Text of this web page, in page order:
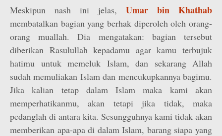
Meskipun nash ini jelas, Umar bin Khathab
membatalkan bagian yang berhak diperoleh oleh orang-
orang muallah. Dia mengatakan: bagian tersebut
diberikan Rasulullah kepadamu agar kamu terbujuk
hatimu untuk memeluk Islam, dan sekarang Allah
sudah memuliakan Islam dan mencukupkannya bagimu.
Jika kalian tetap dalam Islam maka kami akan
memperhatikanmu, akan tetapi jika tidak, maka
pedanglah di antara kita. Sesungguhnya kami tidak akan
memberikan apa-apa di dalam Islam, barang siapa yang